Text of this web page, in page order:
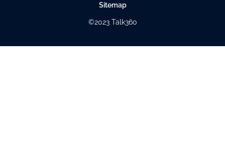
Sitemap
©2023 Talk360